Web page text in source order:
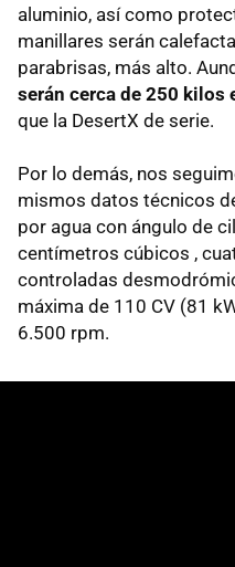
aluminio, así como
manillares serán
parabrisas, más alto.
serán cerca de 250 kilos
que la DesertX de serie.
Por lo demás, nos
mismos datos técnicos
por agua con ángulo de
centímetros cúbicos ,
controladas
máxima de 110 CV (81
6.500 rpm.